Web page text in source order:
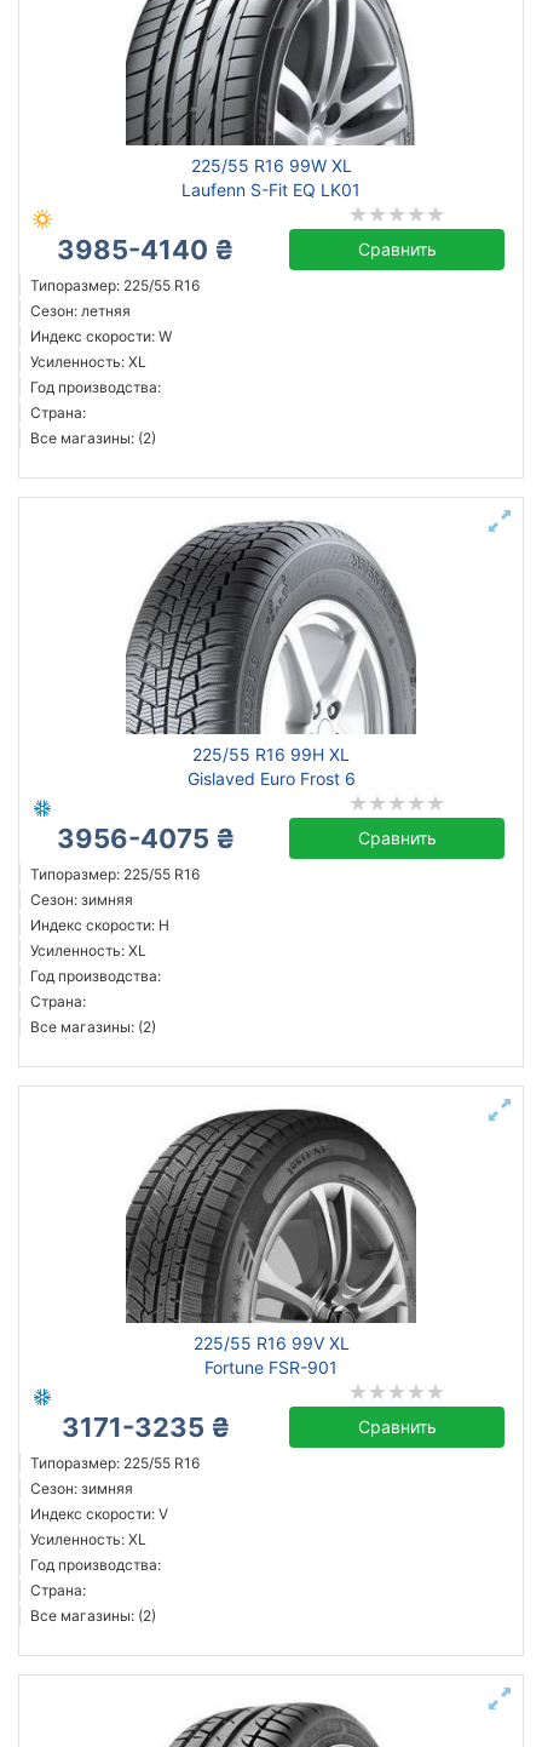
225/55 R16 99W XL
Laufenn S-Fit EQ LK01
3985-4140 ₴ Сравнить
Типоразмер: 225/55 R16
Сезон: летняя
Индекс скорости: W
Усиленность: XL
Год производства:
Страна:
Все магазины: (2)
225/55 R16 99H XL
Gislaved Euro Frost 6
3956-4075 ₴ Сравнить
Типоразмер: 225/55 R16
Сезон: зимняя
Индекс скорости: H
Усиленность: XL
Год производства:
Страна:
Все магазины: (2)
225/55 R16 99V XL
Fortune FSR-901
3171-3235 ₴ Сравнить
Типоразмер: 225/55 R16
Сезон: зимняя
Индекс скорости: V
Усиленность: XL
Год производства:
Страна:
Все магазины: (2)